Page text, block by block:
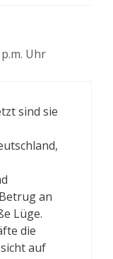
Uhr
sind sie
an
Lüge.
die
auf